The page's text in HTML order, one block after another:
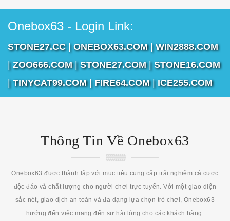
Onebox63 - Login Link:
STONE27.CC|ONEBOX63.COM|WIN2888.COM
|ZOO666.COM|STONE27.COM|STONE16.COM
|TINYCAT99.COM| FIRE64.COM| ICE255.COM
Thông Tin Về Onebox63
Onebox63 được thành lập với mục tiêu cung cấp trải nghiệm cá cược
độc đáo và chất lượng cho người chơi trực tuyến. Với một giao diện
sắc nét, giao dịch an toàn và đa dạng lựa chọn trò chơi, Onebox63
hướng đến việc mang đến sự hài lòng cho các khách hàng.